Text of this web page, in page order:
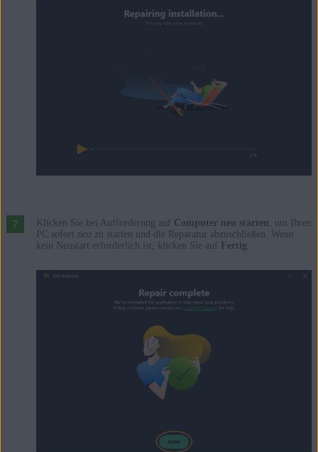
Klicken Sie bei Aufforderung auf Computer neu starten , um Ihren
PC sofort neu zu starten und die Reparatur abzuschließen. Wenn
kein Neustart erforderlich ist, klicken Sie auf
Fertig